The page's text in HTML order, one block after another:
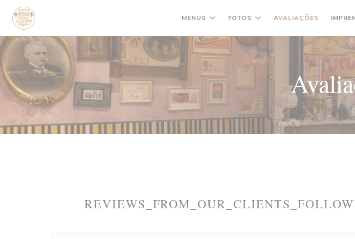
Painel de Gerenciamento de Cookies
MENUS FOTOS AVALIAÇÕES